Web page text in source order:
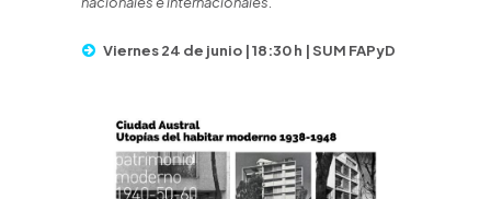
Viernes 24 de junio | 18:30 h | SUM FAPyD